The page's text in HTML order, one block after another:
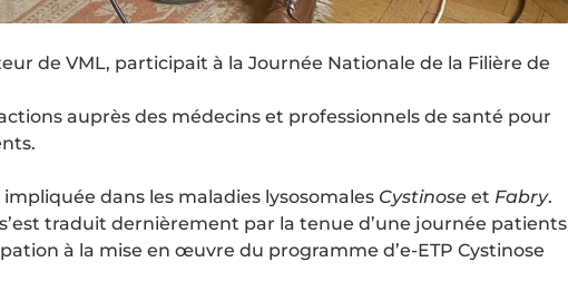
de VML, participait à la Journée Nationale de la Filière de
auprès des médecins et professionnels de santé pour
dans les maladies lysosomales Cystinose et Fabry.
traduit dernièrement par la tenue d’une journée patients
à la mise en œuvre du programme d’e-ETP Cystinose